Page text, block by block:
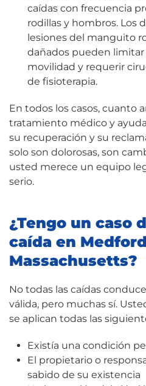
caídas con frecuencia
rodillas y hombros. Los
lesiones del manguito
dañados pueden
movilidad y requerir
de fisioterapia.
En todos los casos, cuanto
tratamiento médico y
su recuperación y su
solo son dolorosas, son
usted merece un equipo
serio.
¿Tengo un caso
caída en
Massachusetts?
No todas las caídas
válida, pero muchas sí.
se aplican todas las
Existía una condición
El propietario o
sabido de su existencia